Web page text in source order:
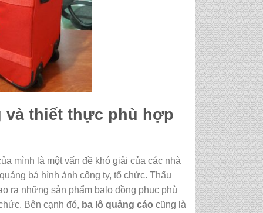
và thiết thực phù hợp
mình là một vấn đề khó giải của các nhà
bá hình ảnh công ty, tổ chức. Thấu
ra những sản phẩm balo đồng phục phù
Bên cạnh đó, ba lô quảng cáo cũng là